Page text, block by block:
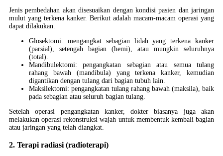
Jenis pembedahan akan disesuaikan dengan kondisi pasien dan jaringan
mulut yang terkena kanker. Berikut adalah macam-macam operasi yang
dapat dilakukan.
Glosektomi: mengangkat sebagian lidah yang terkena kanker
(parsial), setengah bagian (hemi), atau mungkin seluruhnya
(total).
Mandibulektomi: pengangkatan sebagian atau semua tulang
rahang bawah (mandibula) yang terkena kanker, kemudian
digantikan dengan tulang dari bagian tubuh lain.
Maksilektomi: pengangkatan tulang rahang bawah (maksila), baik
pada sebagian atau seluruh bagian tulang.
Setelah operasi pengangkatan kanker, dokter biasanya juga akan
melakukan operasi rekonstruksi wajah untuk membentuk kembali bagian
atau jaringan yang telah diangkat.
2. Terapi radiasi (radioterapi)